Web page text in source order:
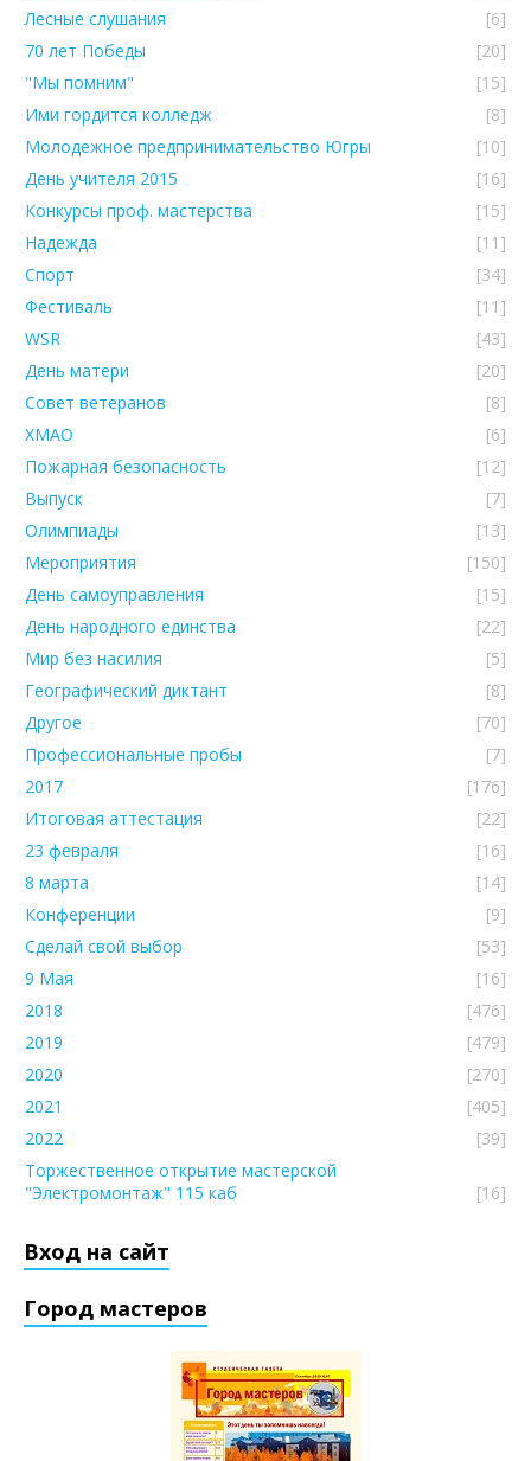
Лесные слушания
[6]
70 лет Победы
[20]
"Мы помним"
[15]
Ими гордится колледж
[8]
Молодежное предпринимательство Югры
[10]
День учителя 2015
[16]
Конкурсы проф. мастерства
[15]
Надежда
[11]
Спорт
[34]
Фестиваль
[11]
WSR
[43]
День матери
[20]
Совет ветеранов
[8]
ХМАО
[6]
Пожарная безопасность
[12]
Выпуск
[7]
Олимпиады
[13]
Мероприятия
[150]
День самоуправления
[15]
День народного единства
[22]
Мир без насилия
[5]
Географический диктант
[8]
Другое
[70]
Профессиональные пробы
[7]
2017
[176]
Итоговая аттестация
[22]
23 февраля
[16]
8 марта
[14]
Конференции
[9]
Сделай свой выбор
[53]
9 Мая
[16]
2018
[476]
2019
[479]
2020
[270]
2021
[405]
2022
[39]
Торжественное открытие мастерской
"Электромонтаж" 115 каб
[16]
Вход на сайт
Город мастеров